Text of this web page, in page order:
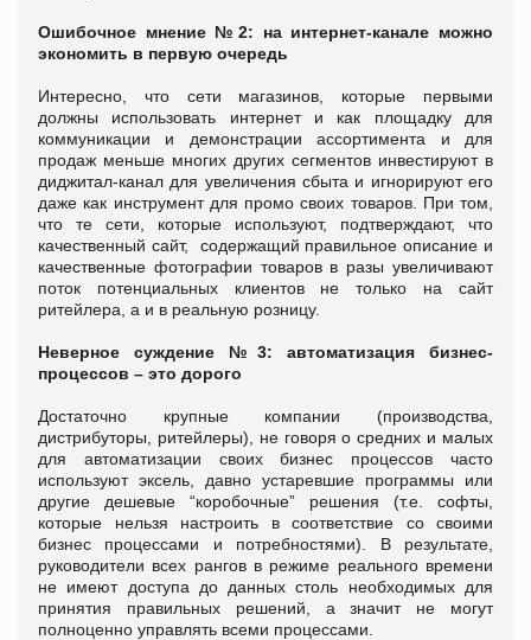
Ошибочное мнение №2: на интернет-канале можно
экономить в первую очередь
Интересно, что сети магазинов, которые первыми
должны использовать интернет и как площадку для
коммуникации и демонстрации ассортимента и для
продаж меньше многих других сегментов инвестируют в
диджитал-канал для увеличения сбыта и игнорируют его
даже как инструмент для промо своих товаров. При том,
что те сети, которые используют, подтверждают, что
качественный сайт, содержащий правильное описание и
качественные фотографии товаров в разы увеличивают
поток потенциальных клиентов не только на сайт
ритейлера, а и в реальную розницу.
Неверное суждение №3: автоматизация бизнес-
процессов – это дорого
Достаточно крупные компании (производства,
дистрибуторы, ритейлеры), не говоря о средних и малых
для автоматизации своих бизнес процессов часто
используют эксель, давно устаревшие программы или
другие дешевые “коробочные” решения (т.е. софты,
которые нельзя настроить в соответствие со своими
бизнес процессами и потребностями). В результате,
руководители всех рангов в режиме реального времени
не имеют доступа до данных столь необходимых для
принятия правильных решений, а значит не могут
полноценно управлять всеми процессами.